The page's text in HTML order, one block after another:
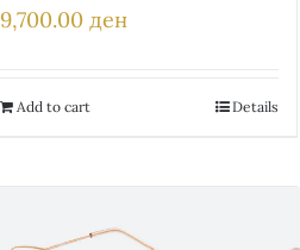
9,700.00 ден
Add to cart Details